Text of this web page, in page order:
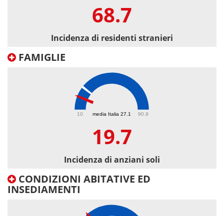
68.7
Incidenza di residenti stranieri
FAMIGLIE
media Italia 27.1
10 90.9
19.7
Incidenza di anziani soli
CONDIZIONI ABITATIVE ED
INSEDIAMENTI